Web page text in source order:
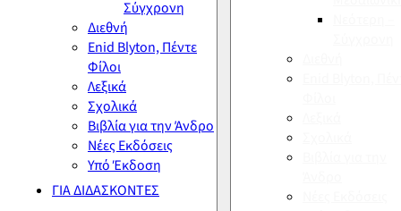
Σύγχρονη
Διεθνή
Enid Blyton, Πέντε
Φίλοι
Λεξικά
Σχολικά
Βιβλία για την Άνδρο
Νέες Εκδόσεις
Υπό Έκδοση
ΓΙΑ ΔΙΔΑΣΚΟΝΤΕΣ